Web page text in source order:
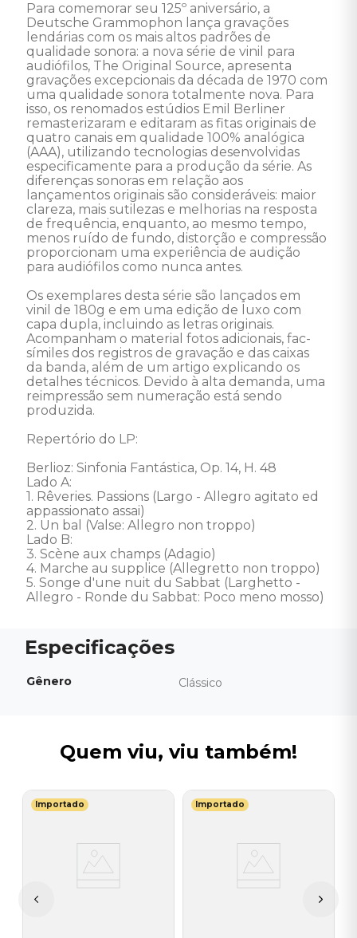
Para comemorar seu 125º aniversário, a
Deutsche Grammophon lança gravações
lendárias com os mais altos padrões de
qualidade sonora: a nova série de vinil para
audiófilos, The Original Source, apresenta
gravações excepcionais da década de 1970 com
uma qualidade sonora totalmente nova. Para
isso, os renomados estúdios Emil Berliner
remasterizaram e editaram as fitas originais de
quatro canais em qualidade 100% analógica
(AAA), utilizando tecnologias desenvolvidas
especificamente para a produção da série. As
diferenças sonoras em relação aos
lançamentos originais são consideráveis: maior
clareza, mais sutilezas e melhorias na resposta
de frequência, enquanto, ao mesmo tempo,
menos ruído de fundo, distorção e compressão
proporcionam uma experiência de audição
para audiófilos como nunca antes.
Os exemplares desta série são lançados em
vinil de 180g e em uma edição de luxo com
capa dupla, incluindo as letras originais.
Acompanham o material fotos adicionais, fac-
símiles dos registros de gravação e das caixas
da banda, além de um artigo explicando os
detalhes técnicos. Devido à alta demanda, uma
reimpressão sem numeração está sendo
produzida.
Repertório do LP:
Berlioz: Sinfonia Fantástica, Op. 14, H. 48
Lado A:
1. Rêveries. Passions (Largo - Allegro agitato ed
appassionato assai)
2. Un bal (Valse: Allegro non troppo)
Lado B:
3. Scène aux champs (Adagio)
4. Marche au supplice (Allegretto non troppo)
5. Songe d'une nuit du Sabbat (Larghetto -
Allegro - Ronde du Sabbat: Poco meno mosso)
Gênero Clássico
Quem viu, viu também!
Importado Importado